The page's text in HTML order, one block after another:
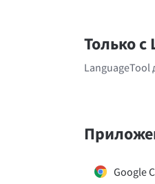
Только с
LanguageTool
Google